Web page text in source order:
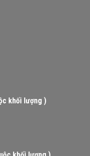
khối lượng )